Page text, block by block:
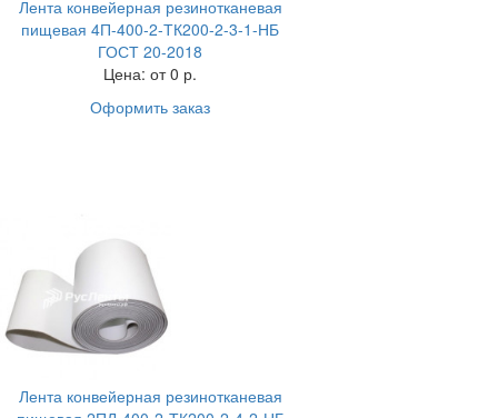
Лента конвейерная резинотканевая
пищевая 4П-400-2-ТК200-2-3-1-НБ
ГОСТ 20-2018
Цена: от 0 р.
Оформить заказ
Лента конвейерная резинотканевая